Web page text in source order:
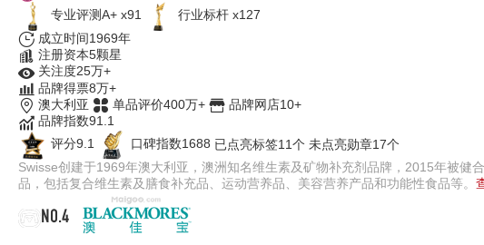
专业评测A+ x91
行业标杆 x127
成立时间1969年
注册资本5颗星
关注度25万+
品牌得票8万+
澳大利亚
单品评价400万+
品牌网店10+
品牌指数91.1
评分9.1
口碑指数1688 已点亮标签11个 未点亮勋章17个
Swisse创建于1969年澳大利亚，澳洲知名维生素及矿物补充剂品牌，2015年被
品，包括复合维生素及膳食补充品、运动营养品、美容营养产品和功能性食品等。
NO.4